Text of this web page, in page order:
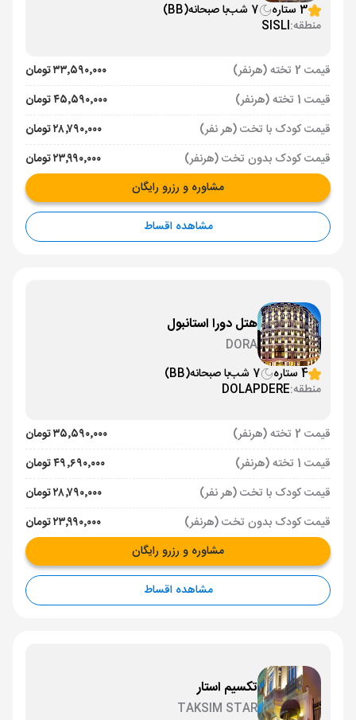
3 ستاره
7 شب با صبحانه(BB)
منطقه:SISLI
قیمت 2 تخته (هرنفر)
۳۳٬۵۹۰٬۰۰۰ تومان
قیمت 1 تخته (هرنفر)
۴۵٬۵۹۰٬۰۰۰ تومان
قیمت کودک با تخت (هر نفر)
۲۸٬۷۹۰٬۰۰۰ تومان
قیمت کودک بدون تخت (هرنفر)
۲۳٬۹۹۰٬۰۰۰ تومان
مشاوره و رزرو رایگان
مشاهده اقساط
هتل دورا استانبول
DORA
4 ستاره
7 شب با صبحانه(BB)
منطقه:DOLAPDERE
قیمت 2 تخته (هرنفر)
۳۵٬۵۹۰٬۰۰۰ تومان
قیمت 1 تخته (هرنفر)
۴۹٬۶۹۰٬۰۰۰ تومان
قیمت کودک با تخت (هر نفر)
۲۸٬۷۹۰٬۰۰۰ تومان
قیمت کودک بدون تخت (هرنفر)
۲۳٬۹۹۰٬۰۰۰ تومان
مشاوره و رزرو رایگان
مشاهده اقساط
تکسیم استار
TAKSIM STAR